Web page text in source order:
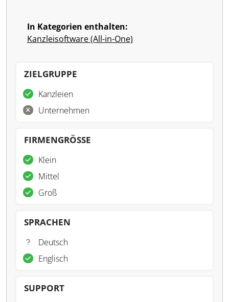
In Kategorien enthalten:
Kanzleisoftware (All-in-One)
ZIELGRUPPE
Kanzleien
Unternehmen
FIRMENGRÖSSE
Klein
Mittel
Groß
SPRACHEN
Deutsch
Englisch
SUPPORT